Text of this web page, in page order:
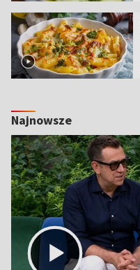
Najnowsze